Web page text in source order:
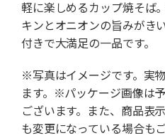
軽に楽しめるカップ焼そば
キンとオニオンの旨みがき
付きで大満足の一品です。
※写真はイメージです。実
ます。※パッケージ画像は
ございます。また、商品表
も変更になっている場合も